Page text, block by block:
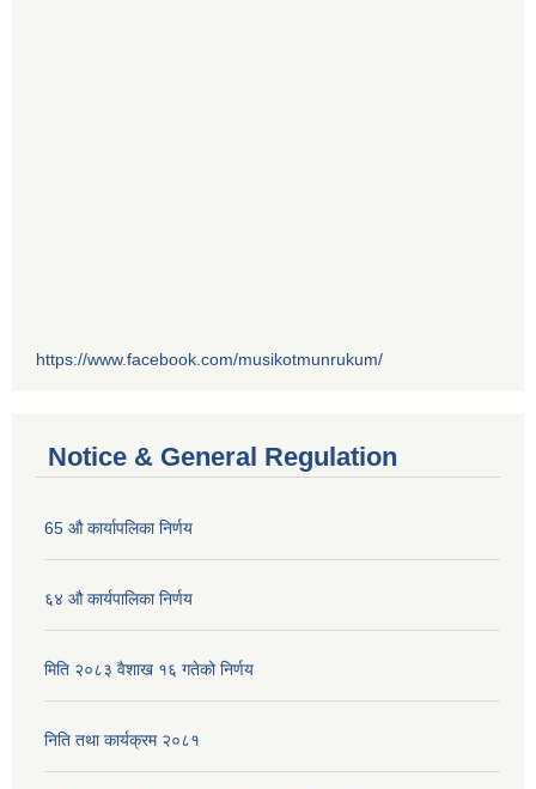
https://www.facebook.com/musikotmunrukum/
Notice & General Regulation
65 औ कार्यापलिका निर्णय
६४ औ कार्यपालिका निर्णय
मिति २०८३ वैशाख १६ गतेको निर्णय
निति तथा कार्यक्रम २०८१